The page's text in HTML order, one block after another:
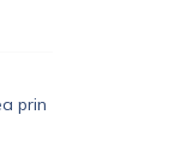
prin